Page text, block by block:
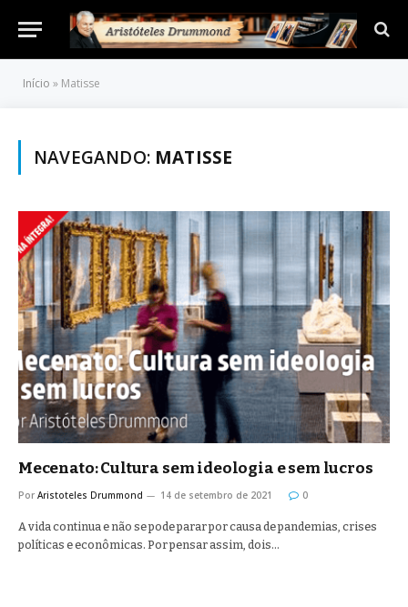
Início » Matisse
NAVEGANDO: MATISSE
Mecenato: Cultura sem ideologia e sem lucros
Por Aristoteles Drummond 14 de setembro de 2021 0
A vida continua e não se pode parar por causa de pandemias, crises
políticas e econômicas. Por pensar assim, dois…